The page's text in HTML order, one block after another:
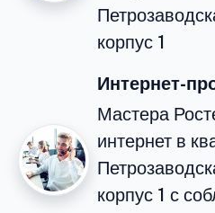
корпус 1
Интернет-
Мастера
интернет в
корпус 1 с